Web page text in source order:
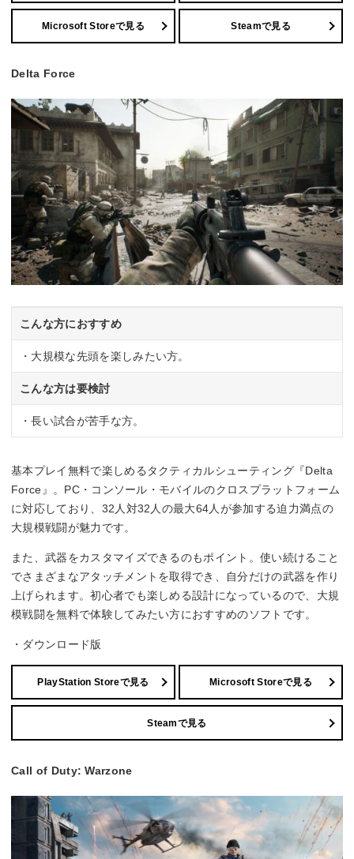
Microsoft Storeで見る Steamで見る
Delta Force
こんな方におすすめ
・大規模な先頭を楽しみたい方。
こんな方は要検討
・長い試合が苦手な方。
基本プレイ無料で楽しめるタクティカルシューティング『Delta
Force』。PC・コンソール・モバイルのクロスプラットフォーム
に対応しており、32人対32人の最大64人が参加する迫力満点の
大規模戦闘が魅力です。
また、武器をカスタマイズできるのもポイント。使い続けること
でさまざまなアタッチメントを取得でき、自分だけの武器を作り
上げられます。初心者でも楽しめる設計になっているので、大規
模戦闘を無料で体験してみたい方におすすめのソフトです。
・ダウンロード版
PlayStation Storeで見る Microsoft Storeで見る
Steamで見る
Call of Duty: Warzone